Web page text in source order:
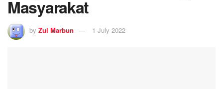
Masyarakat
by Zul Marbun 1 July 2022